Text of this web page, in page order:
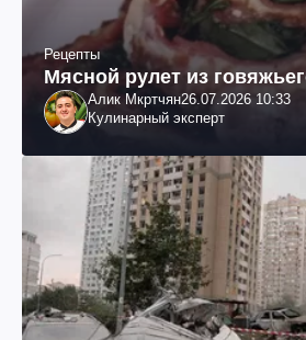
Рецепты
Мясной рулет из
Алик Мкртчян26.07.2026 10:33
Кулинарный эксперт